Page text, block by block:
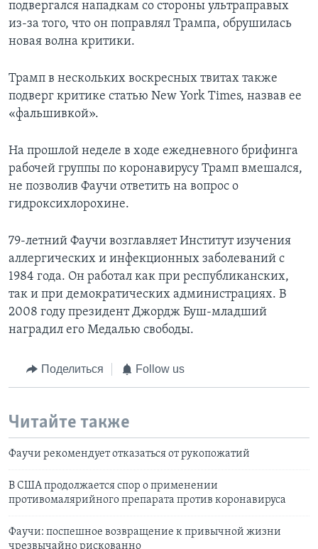
подвергался нападкам со стороны ультраправых
из-за того, что он поправлял Трампа, обрушилась
новая волна критики.
Трамп в нескольких воскресных твитах также
подверг критике статью New York Times, назвав ее
«фальшивкой».
На прошлой неделе в ходе ежедневного брифинга
рабочей группы по коронавирусу Трамп вмешался,
не позволив Фаучи ответить на вопрос о
гидроксихлорохине.
79-летний Фаучи возглавляет Институт изучения
аллергических и инфекционных заболеваний с
1984 года. Он работал как при республиканских,
так и при демократических администрациях. В
2008 году президент Джордж Буш-младший
наградил его Медалью свободы.
Поделиться Follow us
Читайте также
Фаучи рекомендует отказаться от рукопожатий
В США продолжается спор о применении
противомалярийного препарата против коронавируса
Фаучи: поспешное возвращение к привычной жизни
чрезвычайно рискованно